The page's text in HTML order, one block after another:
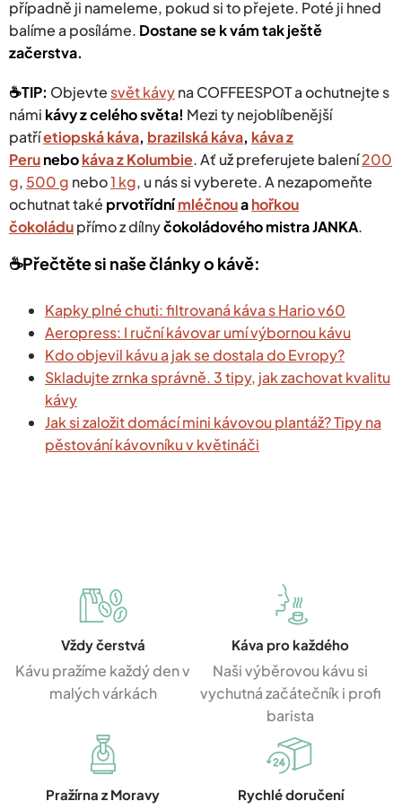
případně ji nameleme, pokud si to přejete. Poté ji hned
balíme a posíláme. Dostane se k vám tak ještě
začerstva.
☕️TIP: Objevte svět kávyna COFFEESPOT a ochutnejte s
námi kávy z celého světa! Mezi ty nejoblíbenější
patříetiopská káva, brazilská káva, káva z
Perunebokáva z Kolumbie. Ať už preferujete balení200
g, 500 g nebo1 kg, u nás si vyberete.A nezapomeňte
ochutnat také prvotřídnímléčnouahořkou
čokoládupřímo z dílnyčokoládového mistra JANKA.
☕️Přečtěte si naše články o kávě:
Kapky plné chuti: filtrovaná káva s Hario v60
Aeropress: I ruční kávovar umí výbornou kávu
Kdo objevil kávu a jak se dostala do Evropy?
Skladujte zrnka správně. 3 tipy, jak zachovat kvalitu
kávy
Jak si založit domácí mini kávovou plantáž? Tipy na
pěstování kávovníku v květináči
Vždy čerstvá
Kávu pražíme každý den v
malých várkách
Káva pro každého
Naši výběrovou kávu si
vychutná začátečník i profi
barista
Pražírna z Moravy Rychlé doručení